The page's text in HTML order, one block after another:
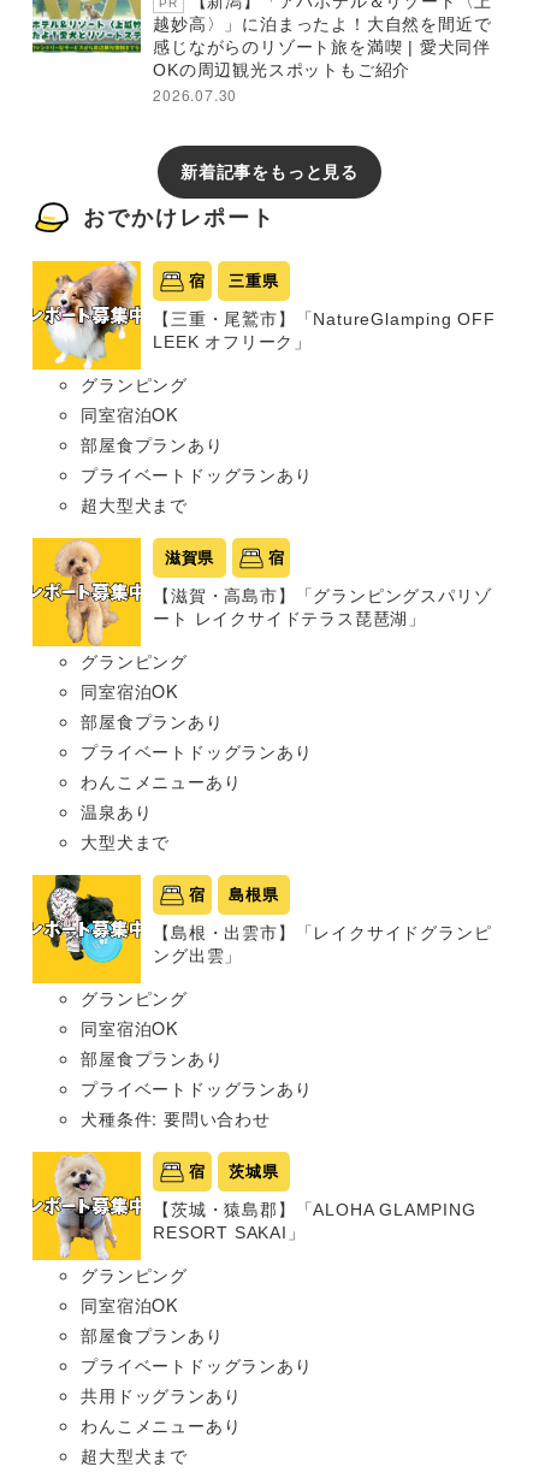
PR
越妙高〉」に泊まったよ！大自然を間近で
感じながらのリゾート旅を満喫 | 愛犬同伴
OKの周辺観光スポットもご紹介
2026.07.30
新着記事をもっと見る
おでかけレポート
宿 三重県
【三重・尾鷲市】「NatureGlamping OFF
LEEK オフリーク」
グランピング
同室宿泊OK
部屋食プランあり
プライベートドッグランあり
超大型犬まで
滋賀県 宿
【滋賀・高島市】「グランピングスパリゾ
ート レイクサイドテラス琵琶湖」
グランピング
同室宿泊OK
部屋食プランあり
プライベートドッグランあり
わんこメニューあり
温泉あり
大型犬まで
宿 島根県
【島根・出雲市】「レイクサイドグランピ
ング出雲」
グランピング
同室宿泊OK
部屋食プランあり
プライベートドッグランあり
犬種条件: 要問い合わせ
宿 茨城県
【茨城・猿島郡】「ALOHA GLAMPING
RESORT SAKAI」
グランピング
同室宿泊OK
部屋食プランあり
プライベートドッグランあり
共用ドッグランあり
わんこメニューあり
超大型犬まで